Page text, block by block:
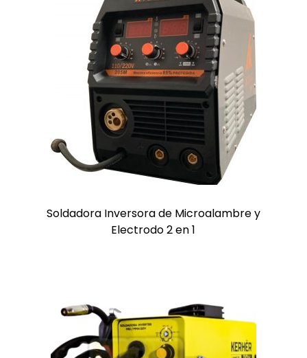
Soldadora Inversora de Microalambre y
Electrodo 2 en 1